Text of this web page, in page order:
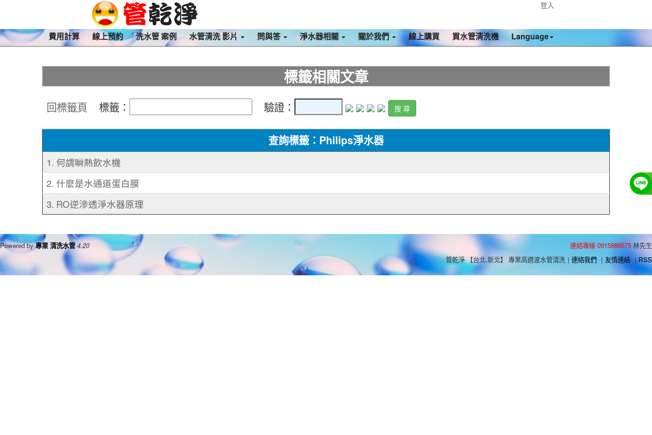
登入
費用計算 線上預約 洗水管 案例 水管清洗 影片 問與答 淨水器相關 關於我們 線上購買 買水管清洗機 Language
標籤相關文章
回標籤頁 標籤： 驗證：
查詢標籤：Philips淨水器
1. 何謂瞬熱飲水機
2. 什麼是水通道蛋白膜
3. RO逆滲透淨水器原理
連絡專線 0915888575 林先生
管乾淨 【台北,新北】 專業高週波水管清洗 | 連絡我們 | 友情連結 | RSS
Powered by專業 清洗水管 4.20